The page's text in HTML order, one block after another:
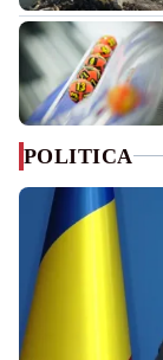
POLITICA